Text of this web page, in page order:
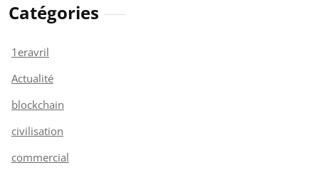
Catégories
1eravril
Actualité
blockchain
civilisation
commercial